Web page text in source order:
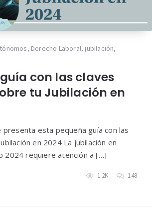
, Derecho Laboral, jubilación,
con las claves
tu Jubilación en
esta pequeña guía con las
en 2024 La jubilación en
2024 requiere atención a […]
1.2K 148